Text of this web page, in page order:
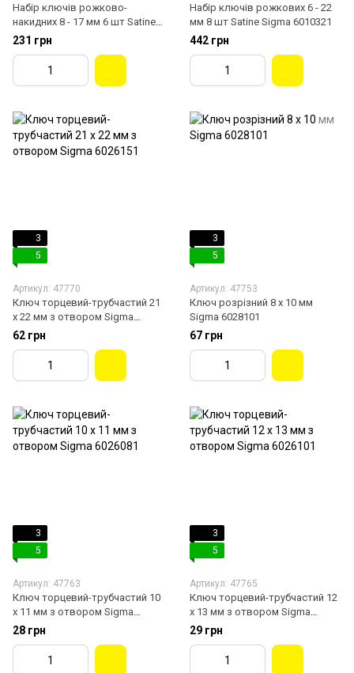
Набір ключів рожково-
накидних 8 - 17 мм 6 шт Satine
Sigma 6010101
231 грн
Набір ключів рожкових 6 - 22
мм 8 шт Satine Sigma 6010321
442 грн
3
5
Артикул: 47770
Ключ торцевий-трубчастий 21
х 22 мм з отвором Sigma
6026151
62 грн
3
5
Артикул: 47753
Ключ розрізний 8 х 10 мм
Sigma 6028101
67 грн
3
5
Артикул: 47763
Ключ торцевий-трубчастий 10
х 11 мм з отвором Sigma
6026081
28 грн
3
5
Артикул: 47765
Ключ торцевий-трубчастий 12
х 13 мм з отвором Sigma
6026101
29 грн